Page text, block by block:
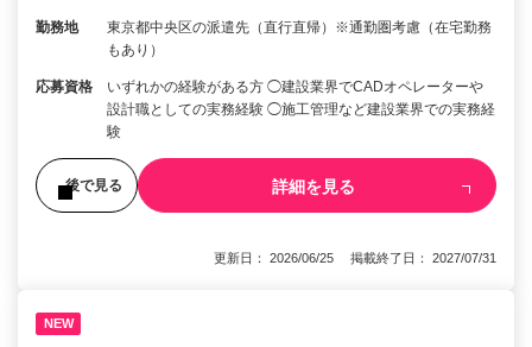
勤務地
東京都中央区の派遣先（直行直帰）※通勤圏考慮（在宅勤務
もあり）
応募資格
いずれかの経験がある方 ◯建設業界でCADオペレーターや
設計職としての実務経験 ◯施工管理など建設業界での実務経
験
後で見る 詳細を見る
更新日： 2026/06/25 掲載終了日： 2027/07/31
NEW